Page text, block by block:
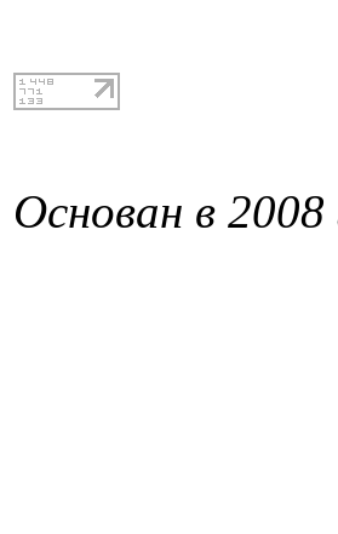
Основан в 2008